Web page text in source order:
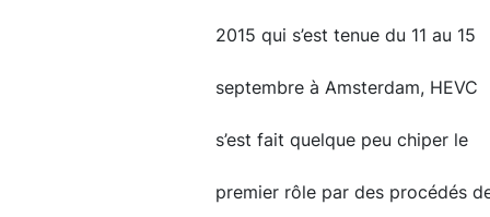
2015 qui s’est tenue du 11 au 15
septembre à Amsterdam, HEVC
s’est fait quelque peu chiper le
premier rôle par des procédés